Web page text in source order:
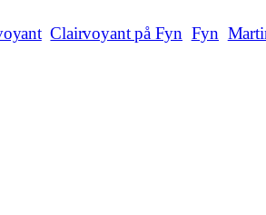
Clairvoyant på Fyn Fyn